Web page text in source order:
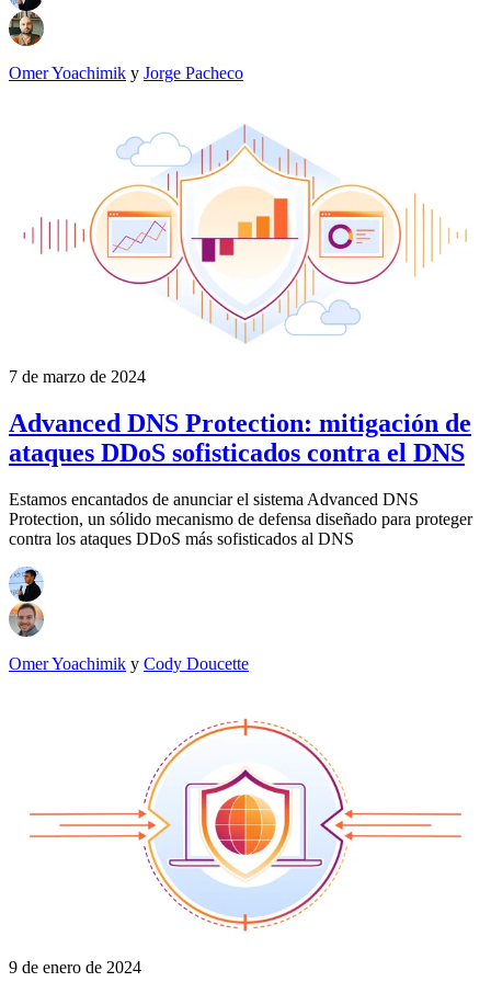
Omer Yoachimik y Jorge Pacheco
7 de marzo de 2024
Advanced DNS Protection: mitigación de
ataques DDoS sofisticados contra el DNS
Estamos encantados de anunciar el sistema Advanced DNS
Protection, un sólido mecanismo de defensa diseñado para proteger
contra los ataques DDoS más sofisticados al DNS
Omer Yoachimik y Cody Doucette
9 de enero de 2024